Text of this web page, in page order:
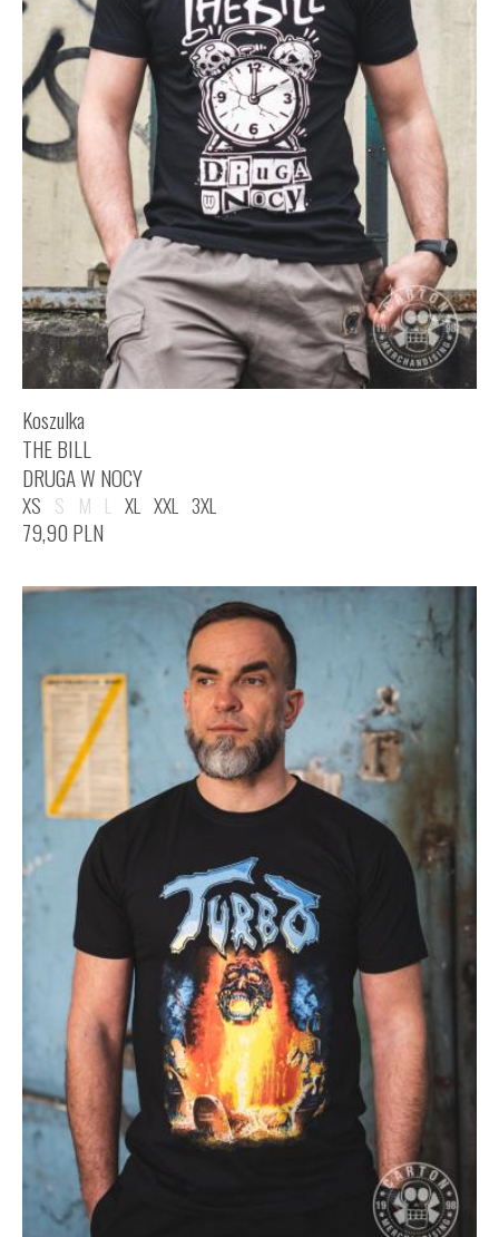
Koszulka
THE BILL
DRUGA W NOCY
XS S M L XL XXL 3XL
79,90 PLN